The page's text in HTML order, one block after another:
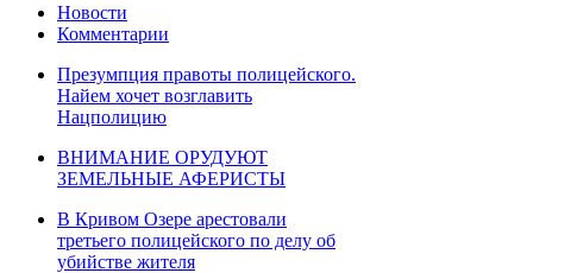
Новости
Комментарии
Презумпция правоты полицейского.
Найем хочет возглавить
Нацполицию
ВНИМАНИЕ ОРУДУЮТ
ЗЕМЕЛЬНЫЕ АФЕРИСТЫ
В Кривом Озере арестовали
третьего полицейского по делу об
убийстве жителя